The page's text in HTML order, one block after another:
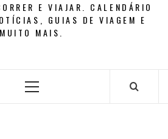
E VIAJAR. CALENDÁRIO
GUIAS DE VIAGEM E
MUITO MAIS.
Primary